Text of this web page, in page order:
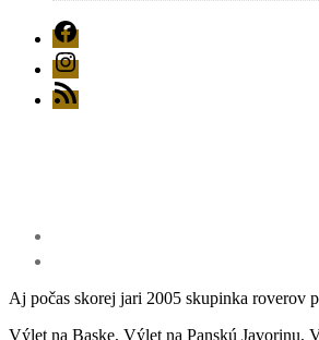
FB
Instagram
RSS
Aj počas skorej jari 2005 skupinka roverov
Výlet na Baske, Výlet na Panskú Javorinu,